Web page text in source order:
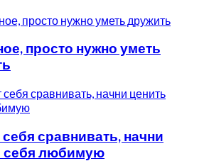
просто нужно уметь
сравнивать, начни
себя любимую